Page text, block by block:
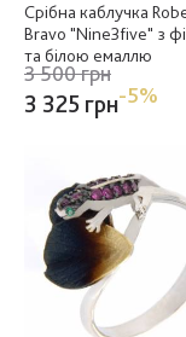
Срібна каблучка
Bravo "Nine3five" з
та білою емаллю
3 500 грн
3 325 грн-5%